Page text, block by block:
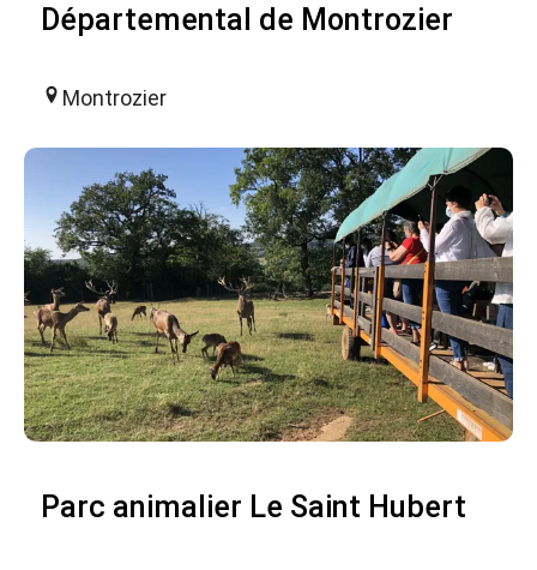
Départemental de Montrozier
Montrozier
Parc animalier Le Saint Hubert